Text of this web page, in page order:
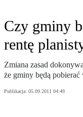
Czy gminy
rentę
Zmiana zasad
że gminy będą pobierać
Publikacja: 05.09.2011 04:49